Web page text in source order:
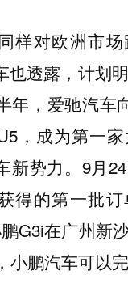
样对欧洲市
也透露，计划
年，爱驰汽车
，成为第一
新势力。9月
得的第一批
G3i在广州新
小鹏汽车可以